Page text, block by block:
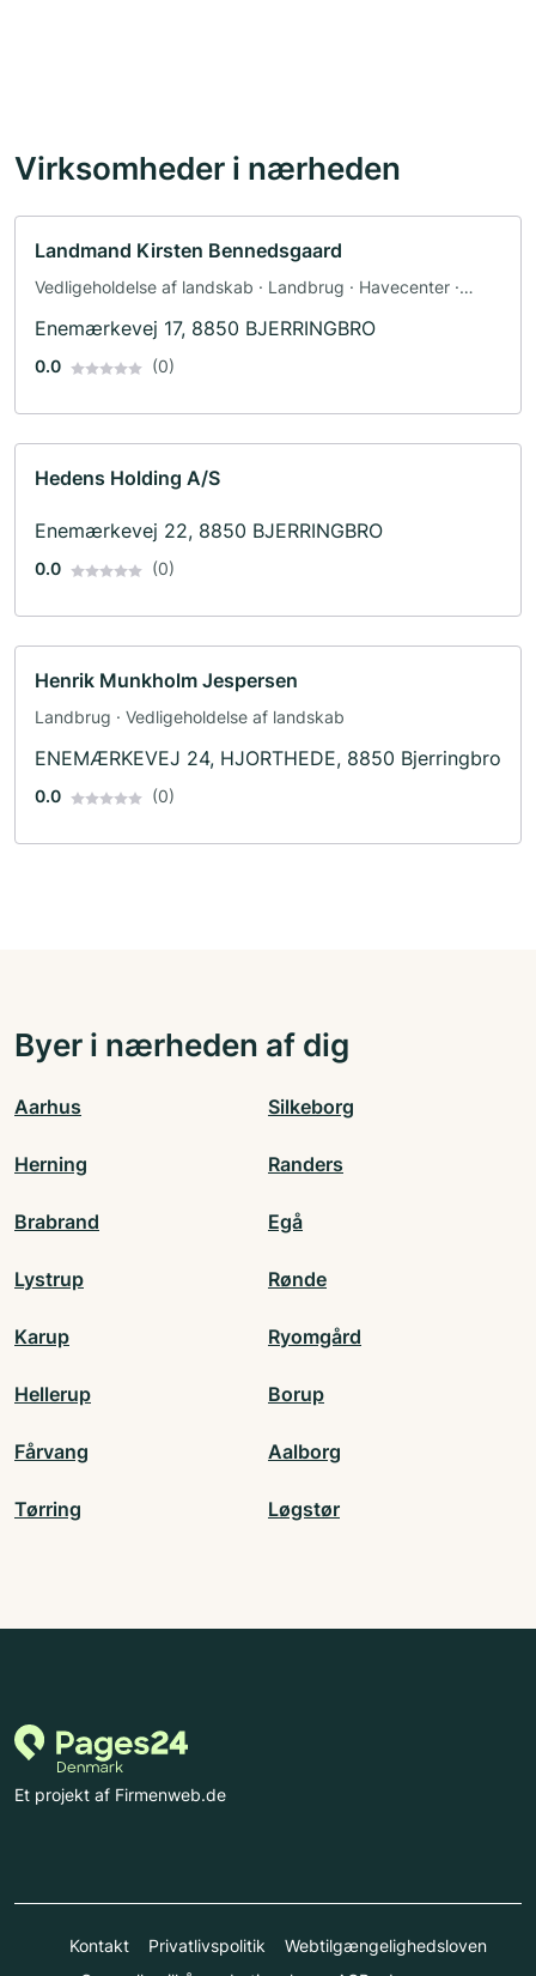
Virksomheder i nærheden
Landmand Kirsten Bennedsgaard
Vedligeholdelse af landskab · Landbrug · Havecenter ·
Enemærkevej 17, 8850 BJERRINGBRO
0.0 (0)
Hedens Holding A/S
Enemærkevej 22, 8850 BJERRINGBRO
0.0 (0)
Henrik Munkholm Jespersen
Landbrug · Vedligeholdelse af landskab
ENEMÆRKEVEJ 24, HJORTHEDE, 8850 Bjerringbro
0.0 (0)
Byer i nærheden af dig
Aarhus Silkeborg
Herning Randers
Brabrand Egå
Lystrup Rønde
Karup Ryomgård
Hellerup Borup
Fårvang Aalborg
Tørring Løgstør
Et projekt af Firmenweb.de
Kontakt Privatlivspolitik
Webtilgængelighedsloven